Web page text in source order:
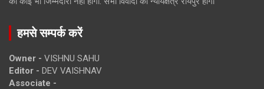
हमसे सम्पर्क करें
Owner - VISHNU SAHU
Editor - DEV VAISHNAV
Associate -